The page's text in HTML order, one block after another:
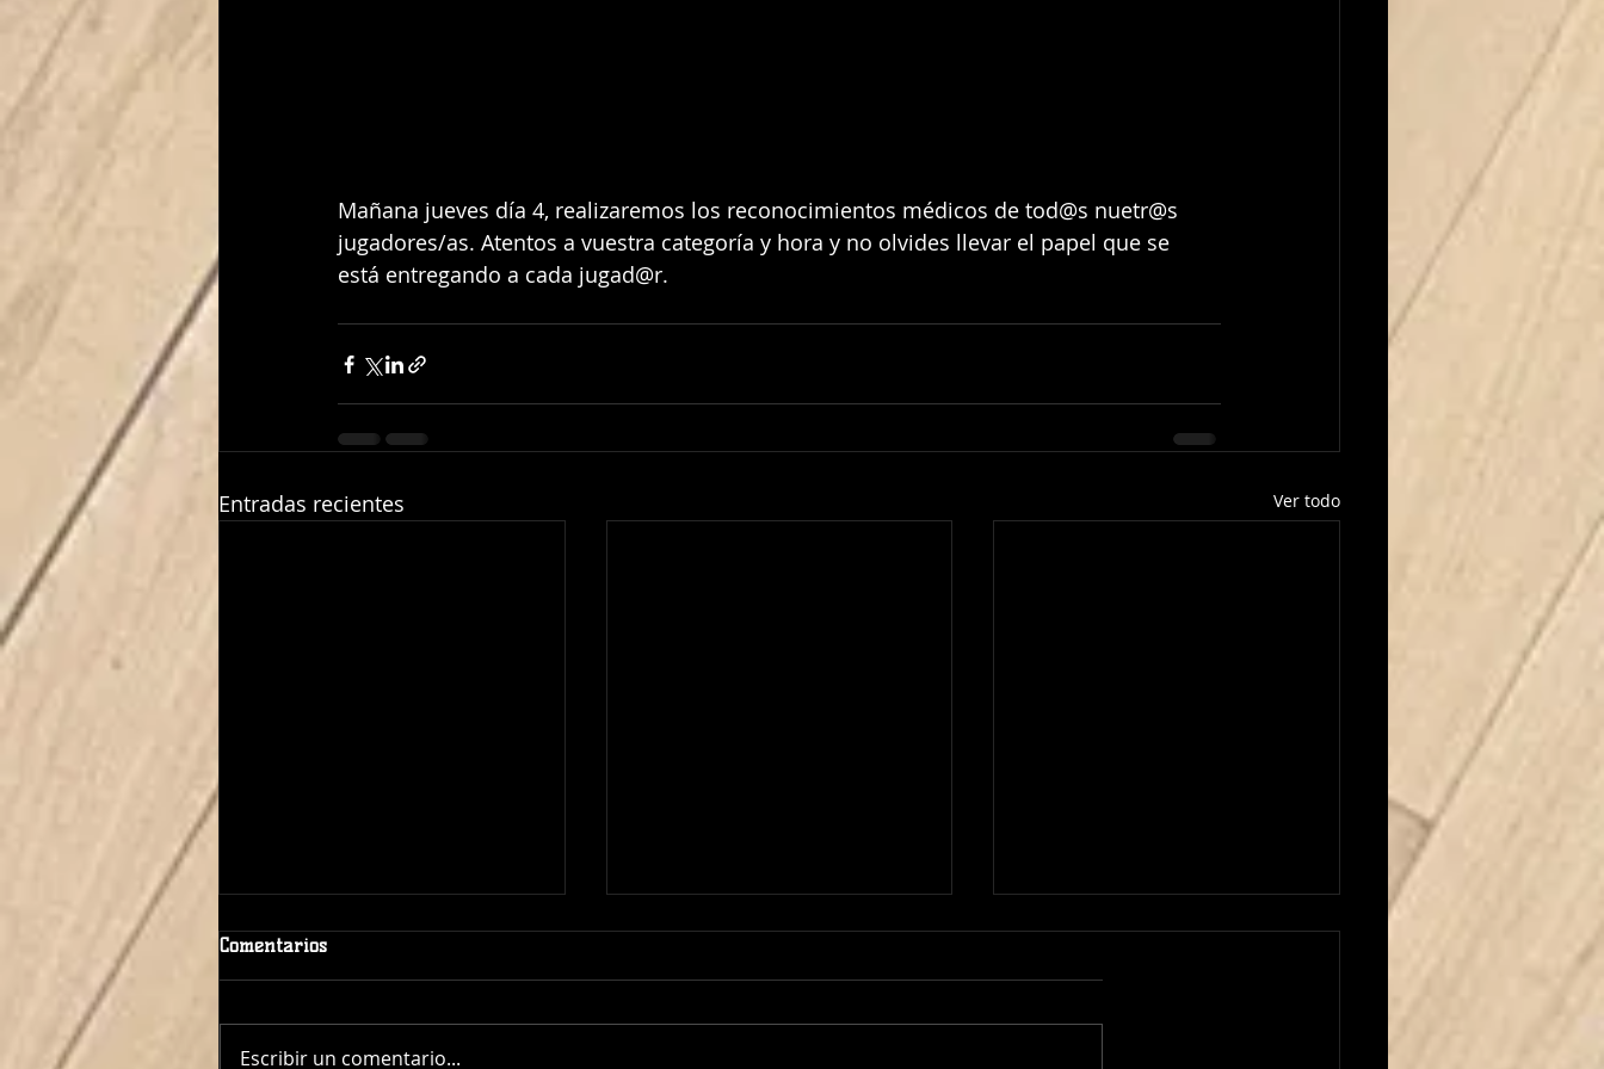
Mañana jueves día 4, realizaremos los reconocimientos médicos de tod@s nuetr@s
jugadores/as. Atentos a vuestra categoría y hora y no olvides llevar el papel que se
está entregando a cada jugad@r.
Entradas recientes Ver todo
Comentarios
Escribir un comentario...